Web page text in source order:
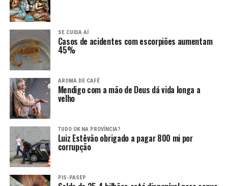
SE CUIDA AÍ
Casos de acidentes com escorpiões aumentam
45%
AROMA DE CAFÉ
Mendigo com a mão de Deus dá vida longa a
velho
TUDO OK NA PROVÍNCIA?
Luiz Estêvão obrigado a pagar 800 mi por
corrupção
PIS-PASEP